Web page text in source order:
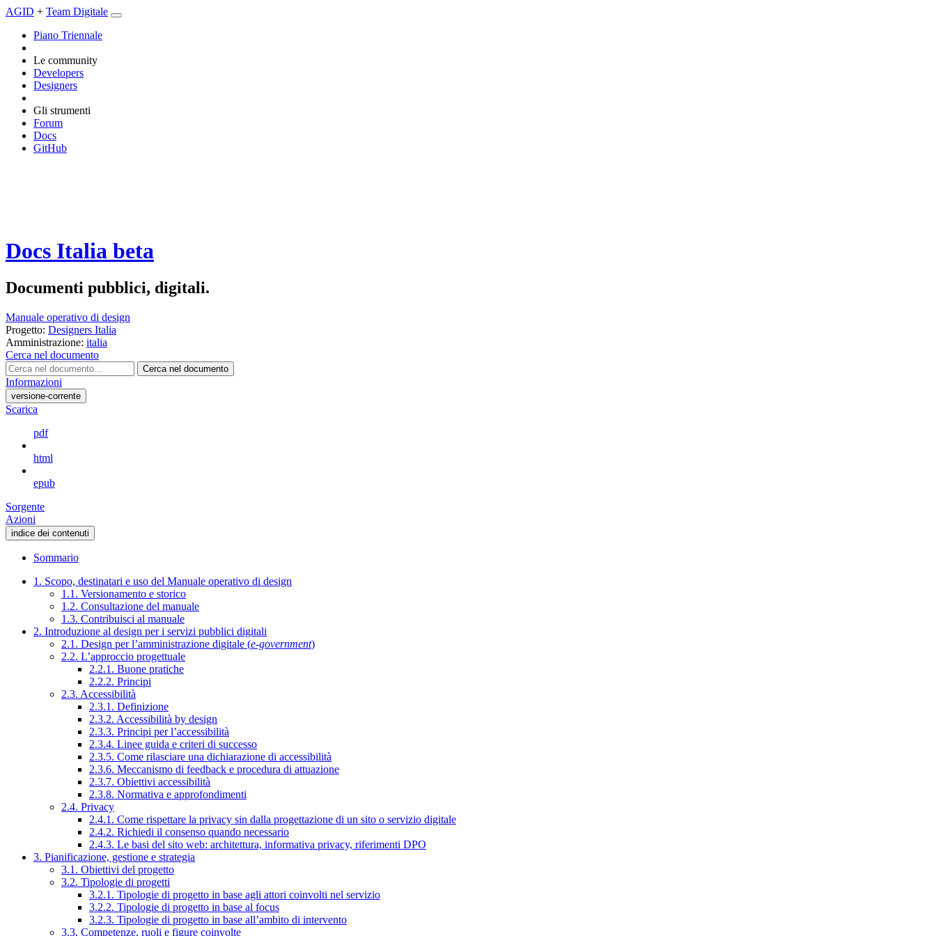
AGID + Team Digitale
Piano Triennale
Le community
Developers
Designers
Gli strumenti
Forum
Docs
GitHub
Docs Italia beta
Documenti pubblici, digitali.
Manuale operativo di design
Progetto: Designers Italia
Amministrazione: italia
Cerca nel documento
Cerca nel documento
Informazioni
versione-corrente
Scarica
pdf
html
epub
Sorgente
Azioni
indice dei contenuti
Sommario
1. Scopo, destinatari e uso del Manuale operativo di design
1.1. Versionamento e storico
1.2. Consultazione del manuale
1.3. Contribuisci al manuale
2. Introduzione al design per i servizi pubblici digitali
2.1. Design per l’amministrazione digitale (e-government)
2.2. L’approccio progettuale
2.2.1. Buone pratiche
2.2.2. Principi
2.3. Accessibilità
2.3.1. Definizione
2.3.2. Accessibilità by design
2.3.3. Principi per l’accessibilità
2.3.4. Linee guida e criteri di successo
2.3.5. Come rilasciare una dichiarazione di accessibilità
2.3.6. Meccanismo di feedback e procedura di attuazione
2.3.7. Obiettivi accessibilità
2.3.8. Normativa e approfondimenti
2.4. Privacy
2.4.1. Come rispettare la privacy sin dalla progettazione di un sito o servizio digitale
2.4.2. Richiedi il consenso quando necessario
2.4.3. Le basi del sito web: architettura, informativa privacy, riferimenti DPO
3. Pianificazione, gestione e strategia
3.1. Obiettivi del progetto
3.2. Tipologie di progetti
3.2.1. Tipologie di progetto in base agli attori coinvolti nel servizio
3.2.2. Tipologie di progetto in base al focus
3.2.3. Tipologie di progetto in base all’ambito di intervento
3.3. Competenze, ruoli e figure coinvolte